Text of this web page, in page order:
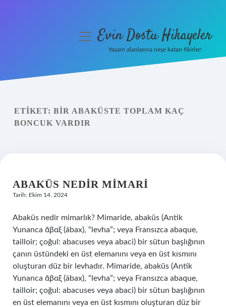
Yasal Uyarı
menüyüEvin Dostu Hikayeler
Yaşam alanlarına neşe katan fikirler!
ETIKET: BIR ABAKÜSTE TOPLAM KAÇ
BONCUK VARDIR
ABAKÜS NEDIR MIMARI
Tarih: Ekim 14, 2024
Abaküs nedir mimarlık? Mimaride, abaküs (Antik
Yunanca ἄβαξ (ábax), “levha”; veya Fransızca abaque,
tailloir; çoğul: abacuses veya abaci) bir sütun başlığının
çanın üstündeki en üst elemanını veya en üst kısmını
oluşturan düz bir levhadır. Mimaride, abaküs (Antik
Yunanca ἄβαξ (ábax), “levha”; veya Fransızca abaque,
tailloir; çoğul: abacuses veya abaci) bir sütun başlığının
en üst elemanını veya en üst kısmını oluşturan düz bir